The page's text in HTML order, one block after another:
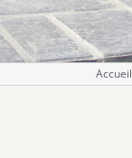
Accueil